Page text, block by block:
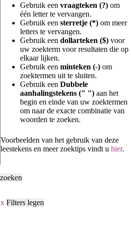
Gebruik een vraagteken (?) om
één letter te vervangen.
Gebruik een sterretje (*) om meer
letters te vervangen.
Gebruik een dollarteken ($) voor
uw zoekterm voor resultaten die op
elkaar lijken.
Gebruik een minteken (-) om
zoektermen uit te sluiten.
Gebruik een Dubbele
aanhalingstekens (" ") aan het
begin en einde van uw zoektermen
om naar de exacte combinatie van
woorden te zoeken.
Voorbeelden van het gebruik van deze
leestekens en meer zoektips vindt u hier.
x Filters legen